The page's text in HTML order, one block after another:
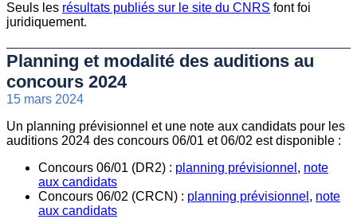
Seuls les résultats publiés sur le site du CNRS font foi
juridiquement.
Planning et modalité des auditions au
concours 2024
15 mars 2024
Un planning prévisionnel et une note aux candidats pour les
auditions 2024 des concours 06/01 et 06/02 est disponible :
Concours 06/01 (DR2) : planning prévisionnel , note
aux candidats
Concours 06/02 (CRCN) : planning prévisionnel , note
aux candidats